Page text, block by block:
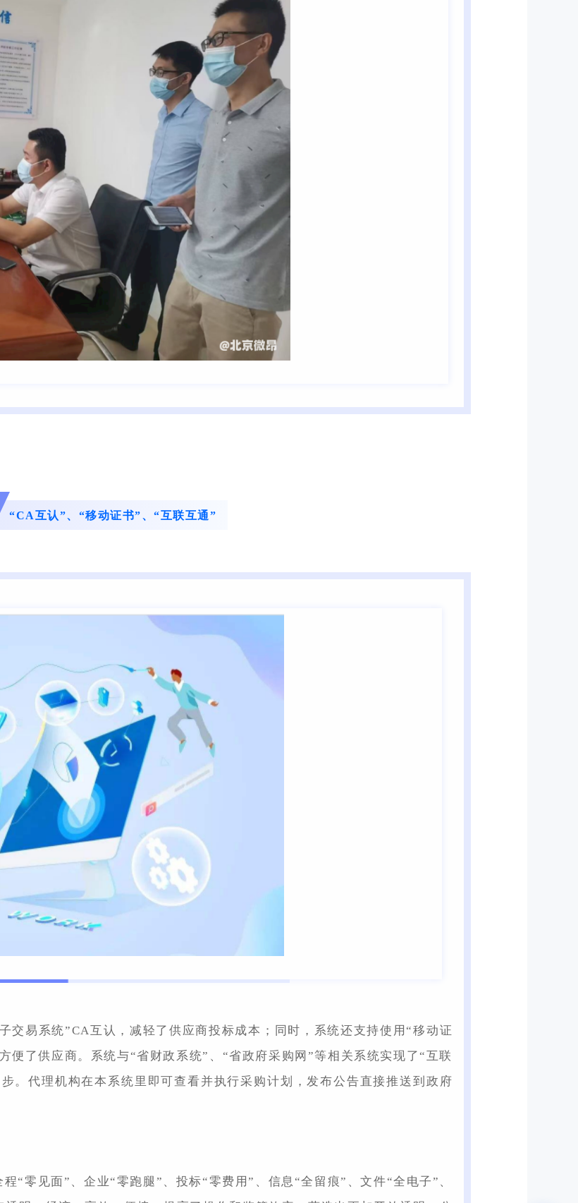
“CA互认”、“移动证书”、“互联互通”
交易系统”CA互认，减轻了供应商投标成本；同时，系统还支持使用“移动证
便了供应商。系统与“省财政系统”、“省政府采购网”等相关系统实现了“互联
。代理机构在本系统里即可查看并执行采购计划，发布公告直接推送到政府
“零见面”、企业“零跑腿”、投标“零费用”、信息“全留痕”、文件“全电子”、